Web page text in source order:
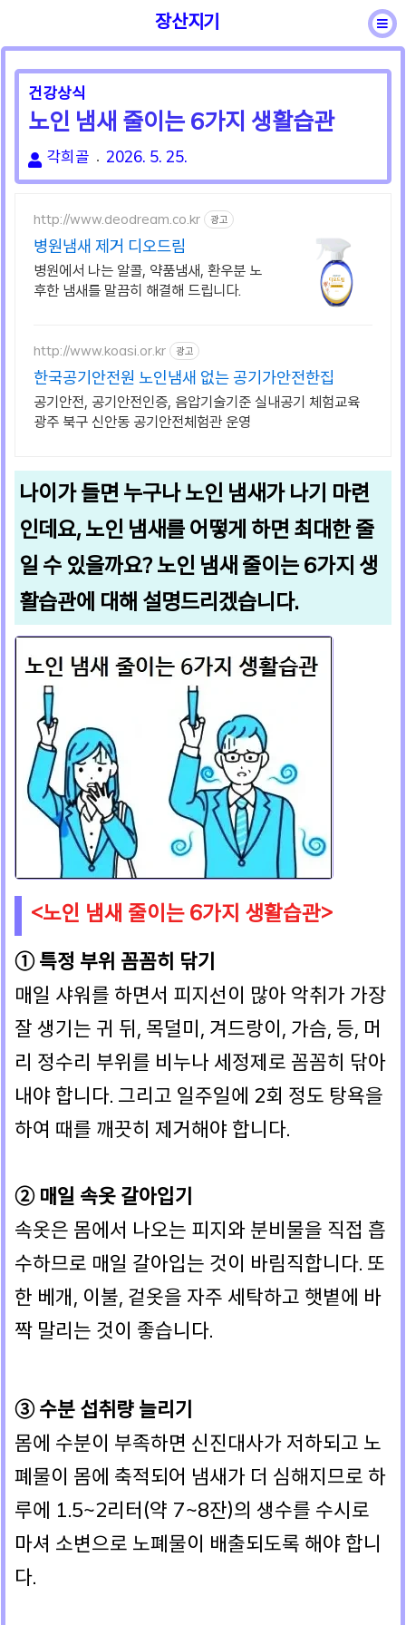
장산지기
바른용어
건강상식
노인 냄새 줄이는 6가지 생활습관
각희골 2026. 5. 25.
http://www.deodream.co.kr 광고
병원냄새 제거 디오드림
병원에서 나는 알콜, 약품냄새, 환우분 노
후한 냄새를 말끔히 해결해 드립니다.
http://www.koasi.or.kr 광고
한국공기안전원 노인냄새 없는 공기가안전한집
공기안전, 공기안전인증, 음압기술기준 실내공기 체험교육
광주 북구 신안동 공기안전체험관 운영
나이가 들면 누구나 노인 냄새가 나기 마련
인데요, 노인 냄새를 어떻게 하면 최대한 줄
일 수 있을까요? 노인 냄새 줄이는 6가지 생
활습관에 대해 설명드리겠습니다.
<노인 냄새 줄이는 6가지 생활습관>
① 특정 부위 꼼꼼히 닦기
매일 샤워를 하면서 피지선이 많아 악취가 가장
잘 생기는 귀 뒤, 목덜미, 겨드랑이, 가슴, 등, 머
리 정수리 부위를 비누나 세정제로 꼼꼼히 닦아
내야 합니다. 그리고 일주일에 2회 정도 탕욕을
하여 때를 깨끗히 제거해야 합니다.
② 매일 속옷 갈아입기
속옷은 몸에서 나오는 피지와 분비물을 직접 흡
수하므로 매일 갈아입는 것이 바림직합니다. 또
한 베개, 이불, 겉옷을 자주 세탁하고 햇볕에 바
짝 말리는 것이 좋습니다.
③ 수분 섭취량 늘리기
몸에 수분이 부족하면 신진대사가 저하되고 노
폐물이 몸에 축적되어 냄새가 더 심해지므로 하
루에 1.5~2리터(약 7~8잔)의 생수를 수시로
마셔 소변으로 노폐물이 배출되도록 해야 합니
다.